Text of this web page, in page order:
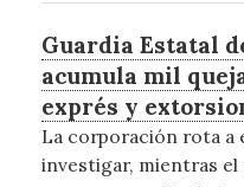
Guardia Estatal
acumula mil
exprés y
La corporación rota a
investigar, mientras el